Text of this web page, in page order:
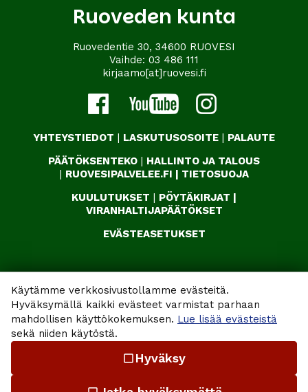
Käytämme verkkosivustollamme evästeitä.
Hyväksymällä kaikki evästeet varmistat parhaan
mahdollisen käyttökokemuksen. Lue lisää evästeistä
sekä niiden käytöstä.
check_box_outline_blank Hyväksy
Ruoveden kunta
Ruovedentie 30, 34600 RUOVESI
Vaihde: 03 486 111
kirjaamo[at]ruovesi.fi
YHTEYSTIEDOT | LASKUTUSOSOITE | PALAUTE
PÄÄTÖKSENTEKO | HALLINTO JA TALOUS
| RUOVESIPALVELEE.FI | TIETOSUOJA
KUULUTUKSET | PÖYTÄKIRJAT |
VIRANHALTIJAPÄÄTÖKSET
EVÄSTEASETUKSET